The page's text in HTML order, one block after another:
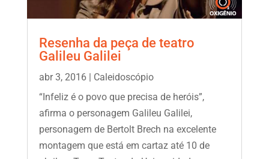
Resenha da peça de teatro
Galileu Galilei
abr 3, 2016| Caleidoscópio
“Infeliz é o povo que precisa de heróis”,
afirma o personagem Galileu Galilei,
personagem de Bertolt Brech na excelente
montagem que está em cartaz até 10 de